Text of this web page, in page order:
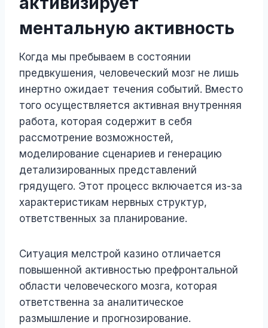
ментальную активность
Когда мы пребываем в состоянии
предвкушения, человеческий мозг не лишь
инертно ожидает течения событий. Вместо
того осуществляется активная внутренняя
работа, которая содержит в себя
рассмотрение возможностей,
моделирование сценариев и генерацию
детализированных представлений
грядущего. Этот процесс включается из-за
характеристикам нервных структур,
ответственных за планирование.
Ситуация мелстрой казино отличается
повышенной активностью префронтальной
области человеческого мозга, которая
ответственна за аналитическое
размышление и прогнозирование.